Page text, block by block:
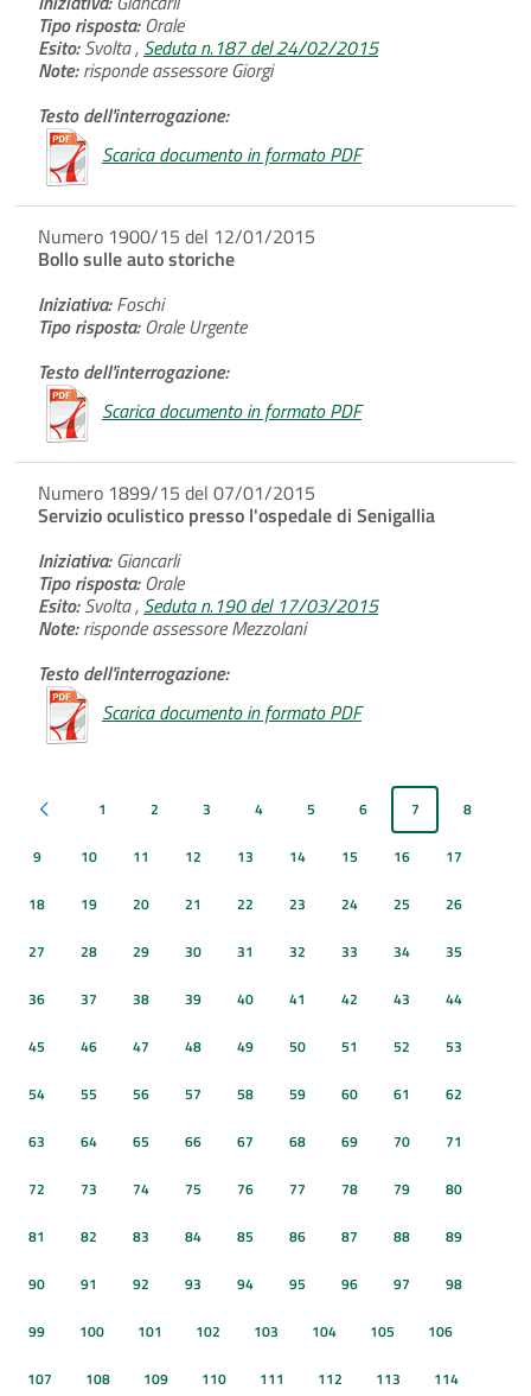
Tipo risposta:Orale
Esito:Svolta , Seduta n.187 del 24/02/2015
Note:risponde assessore Giorgi
Testo dell'interrogazione:
Scarica documento in formato PDF
Numero 1900/15 del 12/01/2015
Bollo sulle auto storiche
Iniziativa:Foschi
Tipo risposta:Orale Urgente
Testo dell'interrogazione:
Scarica documento in formato PDF
Numero 1899/15 del 07/01/2015
Servizio oculistico presso l'ospedale di Senigallia
Iniziativa:Giancarli
Tipo risposta:Orale
Esito:Svolta , Seduta n.190 del 17/03/2015
Note:risponde assessore Mezzolani
Testo dell'interrogazione:
Scarica documento in formato PDF
Pagina precedente
1 2 3 4 5 6 7 8
9 10 11 12 13 14 15 16 17
18 19 20 21 22 23 24 25 26
27 28 29 30 31 32 33 34 35
36 37 38 39 40 41 42 43 44
45 46 47 48 49 50 51 52 53
54 55 56 57 58 59 60 61 62
63 64 65 66 67 68 69 70 71
72 73 74 75 76 77 78 79 80
81 82 83 84 85 86 87 88 89
90 91 92 93 94 95 96 97 98
99 100 101 102 103 104 105 106
107 108 109 110 111 112 113 114